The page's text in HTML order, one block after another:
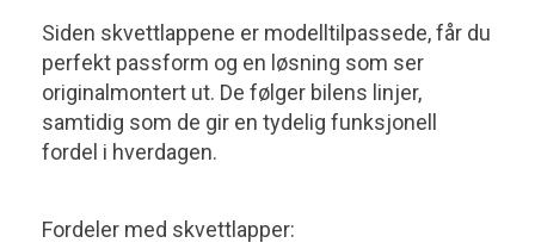
Siden skvettlappene er modelltilpassede, får du
perfekt passform og en løsning som ser
originalmontert ut. De følger bilens linjer,
samtidig som de gir en tydelig funksjonell
fordel i hverdagen.
Fordeler med skvettlapper: